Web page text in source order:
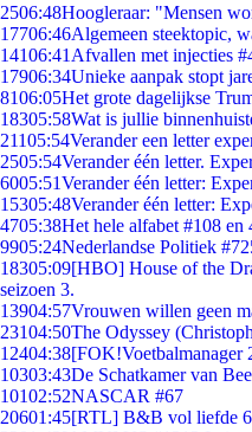
2506:48Hoogleraar: "Mensen
17706:46Algemeen steektopic,
14106:41 Afvallen met injecties
17906:34Unieke aanpak stopt
8106:05Het grote dagelijkse
18305:58Wat is jullie
21105:54Verander een letter
2505:54Verander één letter.
6005:51Verander één letter:
15305:48Verander één letter:
4705:38Het hele alfabet #108 en
9905:24Nederlandse Politiek
18305:09[HBO] House of the
seizoen 3.
13904:57Vrouwen willen geen
23104:50The Odyssey
12404:38[FOK!Voetbalmanager
10303:43De Schatkamer van
10102:52NASCAR #67
20601:45[RTL] B&B vol liefde